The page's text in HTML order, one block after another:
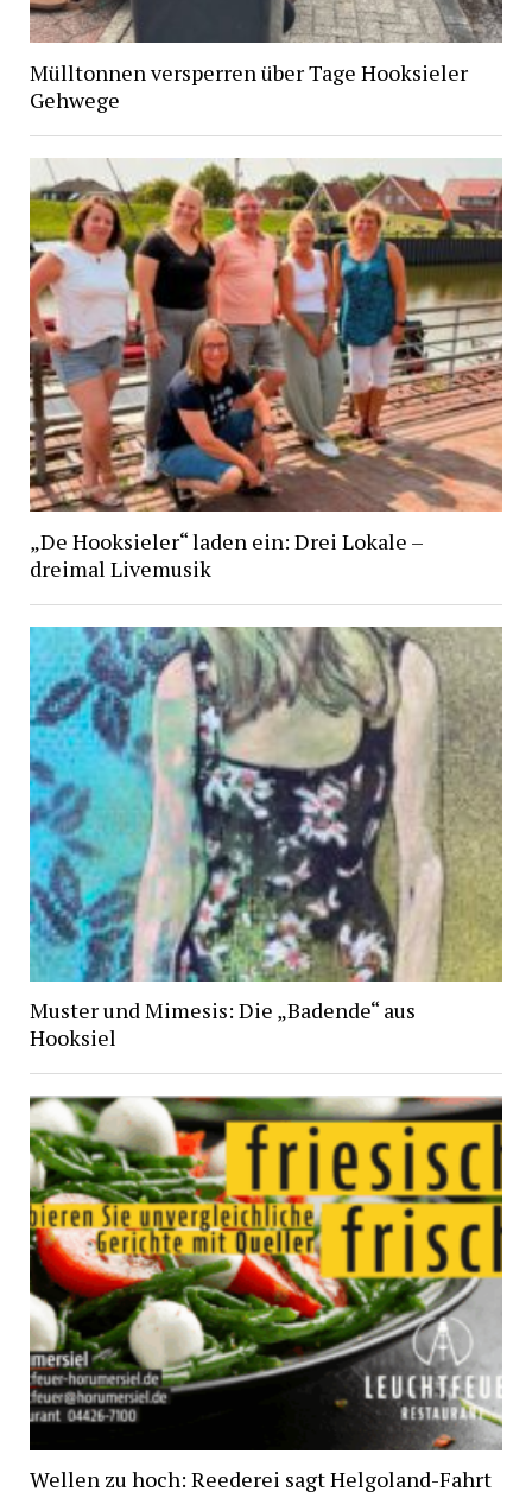
Mülltonnen versperren über Tage Hooksieler
Gehwege
„De Hooksieler“ laden ein: Drei Lokale –
dreimal Livemusik
Muster und Mimesis: Die „Badende“ aus
Hooksiel
Wellen zu hoch: Reederei sagt Helgoland-Fahrt